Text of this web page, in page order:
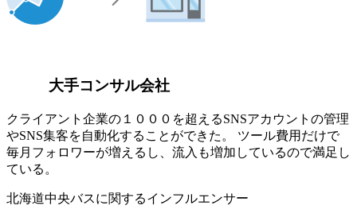
大手コンサル会社
クライアント企業の１０００を超えるSNSアカウントの管理
やSNS集客を自動化することができた。 ツール費用だけで
毎月フォロワーが増えるし、流入も増加しているので満足し
ている。
北海道中央バスに関するインフルエンサー